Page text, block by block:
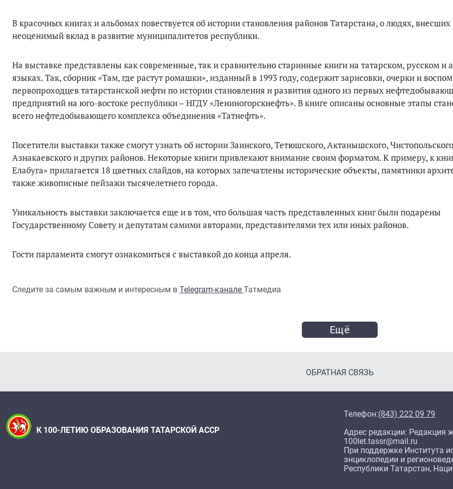
В красочных книгах и альбомах повествуется об истории становления районов Татарстана, о людях, внесших
неоценимый вклад в развитие муниципалитетов республики.
На выставке представлены как современные, так и сравнительно старинные книги на татарском, русском и
языках. Так, сборник «Там, где растут ромашки», изданный в 1993 году, содержит зарисовки, очерки и
первопроходцев татарстанской нефти по истории становления и развития одного из первых
предприятий на юго-востоке республики – НГДУ «Лениногорскнефть». В книге описаны основные этапы
всего нефтедобывающего комплекса объединения «Татнефть».
Посетители выставки также смогут узнать об истории Заинского, Тетюшского, Актанышского,
Азнакаевского и других районов. Некоторые книги привлекают внимание своим форматом. К примеру, к
Елабуга» прилагается 18 цветных слайдов, на которых запечатлены исторические объекты, памятники
также живописные пейзажи тысячелетнего города.
Уникальность выставки заключается еще и в том, что большая часть представленных книг были подарены
Государственному Совету и депутатам самими авторами, представителями тех или иных районов.
Гости парламента смогут ознакомиться с выставкой до конца апреля.
Следите за самым важным и интересным в Telegram-канале Татмедиа
Ещё
ОБРАТНАЯ СВЯЗЬ
К 100-ЛЕТИЮ ОБРАЗОВАНИЯ ТАТАРСКОЙ АССР
Телефон:(843) 222 09 79
Адрес редакции: Редакция
100let.tassr@mail.ru
При поддержке Института
энциклопедии и
Республики Татарстан,